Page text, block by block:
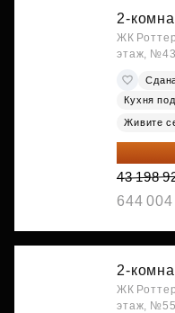
2-
ЖК
этаж,
Кухня
Живите
38 447
43 198
644 004
2-
ЖК
этаж,